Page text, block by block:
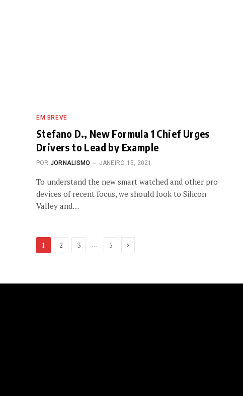
EM BREVE
Stefano D., New Formula 1 Chief Urges
Drivers to Lead by Example
POR JORNALISMO JANEIRO 15, 2021
To understand the new smart watched and other pro
devices of recent focus, we should look to Silicon
Valley and…
1 2 3 … 5 Next